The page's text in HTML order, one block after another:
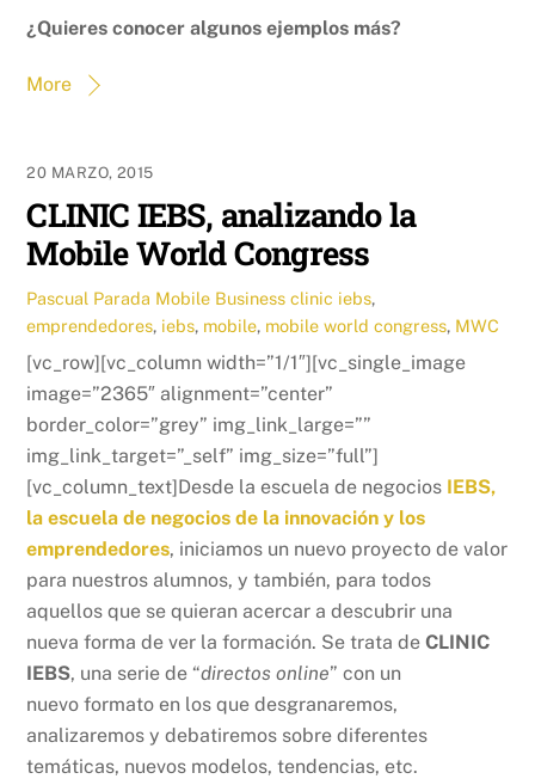
¿Quieres conocer algunos ejemplos más?
More
20 MARZO, 2015
CLINIC IEBS, analizando la
Mobile World Congress
Pascual Parada Mobile Business clinic iebs,
emprendedores, iebs, mobile, mobile world congress, MWC
[vc_row][vc_column width=”1/1″][vc_single_image
image=”2365″ alignment=”center”
border_color=”grey” img_link_large=””
img_link_target=”_self” img_size=”full”]
[vc_column_text]Desde la escuela de negocios IEBS,
la escuela de negocios de la innovación y los
emprendedores, iniciamos un nuevo proyecto de valor
para nuestros alumnos, y también, para todos
aquellos que se quieran acercar a descubrir una
nueva forma de ver la formación. Se trata deCLINIC
IEBS, una serie de “directos online” con un
nuevo formato en los que desgranaremos,
analizaremos y debatiremos sobre diferentes
temáticas, nuevos modelos, tendencias, etc.